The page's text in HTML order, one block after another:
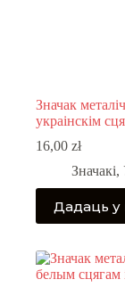
Значак
украінскім
16,00 zł
Значакі,
Дадаць